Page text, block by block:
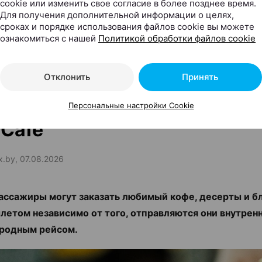
теперь в Национальном
там открылись
07.08.2026
могут заказать любимый кофе, десерты и
независимо от того, отправляются они
рейсом.
cookie или изменить свое согласие в более позднее время.
Для получения дополнительной информации о целях,
сроках и порядке использования файлов cookie вы можете
ознакомиться с нашей Политикой обработки файлов cookie
Отклонить Принять
Персональные настройки Cookie